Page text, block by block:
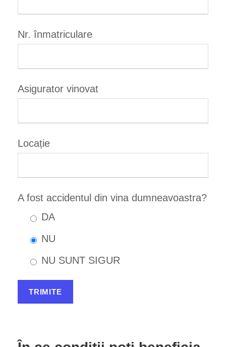
Nr. înmatriculare
Asigurator vinovat
Locație
A fost accidentul din vina dumneavoastra?
DA
NU
NU SUNT SIGUR